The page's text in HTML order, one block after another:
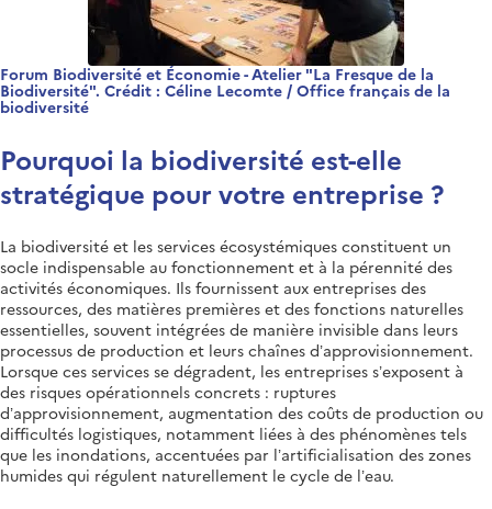
Forum Biodiversité et Économie - Atelier "La Fresque de la
Biodiversité". Crédit : Céline Lecomte / Office français de la
biodiversité
Pourquoi la biodiversité est-elle
stratégique pour votre entreprise ?
La biodiversité et les services écosystémiques constituent un
socle indispensable au fonctionnement et à la pérennité des
activités économiques. Ils fournissent aux entreprises des
ressources, des matières premières et des fonctions naturelles
essentielles, souvent intégrées de manière invisible dans leurs
processus de production et leurs chaînes d’approvisionnement.
Lorsque ces services se dégradent, les entreprises s’exposent à
des risques opérationnels concrets : ruptures
d’approvisionnement, augmentation des coûts de production ou
difficultés logistiques, notamment liées à des phénomènes tels
que les inondations, accentuées par l’artificialisation des zones
humides qui régulent naturellement le cycle de l’eau.